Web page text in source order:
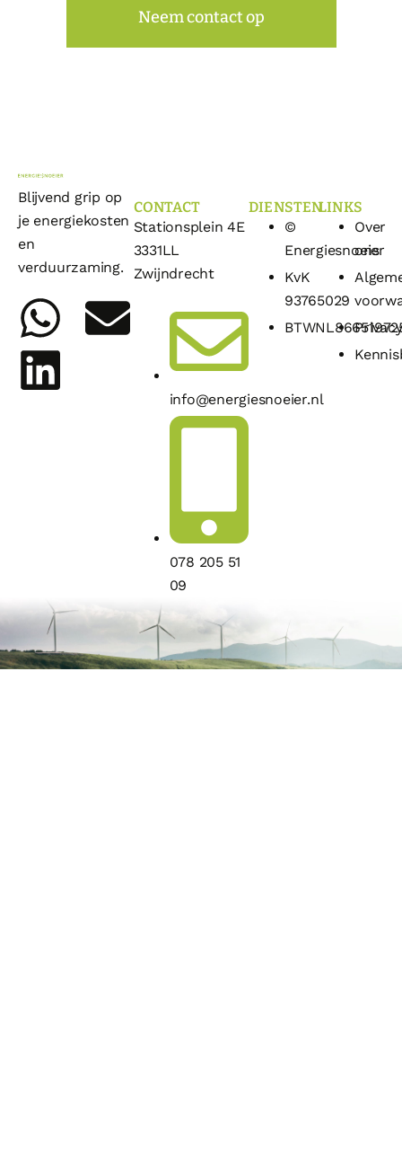
Neem contact op
Blijvend grip op
je energiekosten
en
verduurzaming.
CONTACT
Stationsplein 4E
3331LL
Zwijndrecht
info@energiesnoeier.nl
078 205 51
09
DIENSTEN
©
Energiesnoeier
KvK
93765029
LINKS
Over
ons